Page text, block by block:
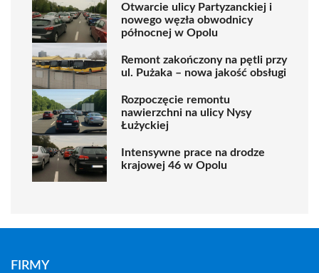
Otwarcie ulicy Partyzanckiej i
nowego węzła obwodnicy
północnej w Opolu
Remont zakończony na pętli przy
ul. Pużaka – nowa jakość obsługi
Rozpoczęcie remontu
nawierzchni na ulicy Nysy
Łużyckiej
Intensywne prace na drodze
krajowej 46 w Opolu
FIRMY